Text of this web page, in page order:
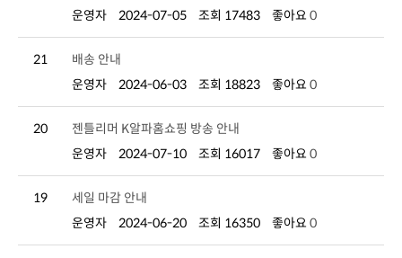
운영자
2024-07-05 조회 17483 좋아요 0
21
배송 안내
운영자
2024-06-03 조회 18823 좋아요 0
20
젠틀리머 K알파홈쇼핑 방송 안내
운영자
2024-07-10 조회 16017 좋아요 0
19
세일 마감 안내
운영자
2024-06-20 조회 16350 좋아요 0